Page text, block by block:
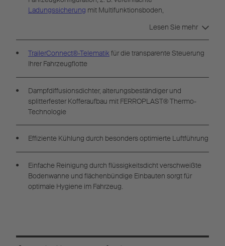
Ladungssicherung mit Multifunktionsboden,
Lesen Sie mehr
TrailerConnect®-Telematikfür die transparente Steuerung
Ihrer Fahrzeugflotte
Dampfdiffusionsdichter, alterungsbeständiger und
splitterfester Kofferaufbau mit FERROPLAST® Thermo-
Technologie
Effiziente Kühlung durch besonders optimierte Luftführung
Einfache Reinigung durch flüssigkeitsdicht verschweißte
Bodenwanne und flächenbündige Einbauten sorgt für
optimale Hygiene im Fahrzeug.